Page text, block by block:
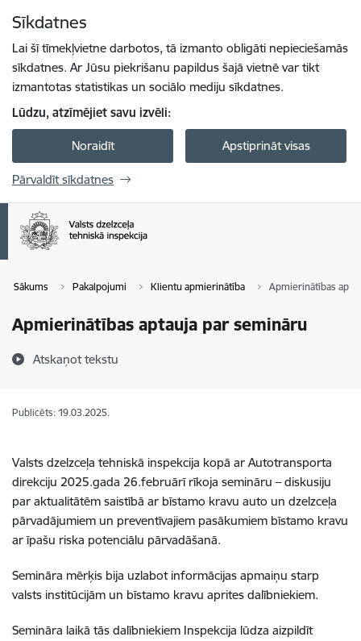
Sīkdatnes
Lai šī tīmekļvietne darbotos, tā izmanto obligāti nepieciešamās
sīkdatnes. Ar Jūsu piekrišanu papildus šajā vietnē var tikt
izmantotas statistikas un sociālo mediju sīkdatnes.
Lūdzu, atzīmējiet savu izvēli:
Noraidīt Apstiprināt visas
Pārvaldīt sīkdatnes
Sākums Pakalpojumi Klientu apmierinātība Apmierinātības
Apmierinātības aptauja par semināru
Atskaņot tekstu
Publicēts: 19.03.2025.
Valsts dzelzceļa tehniskā inspekcija kopā ar Autotransporta
direkciju 2025.gada 26.februārī rīkoja semināru – diskusiju
par aktualitātēm saistībā ar bīstamo kravu auto un dzelzceļa
pārvadājumiem un preventīvajiem pasākumiem bīstamo kravu
ar īpašu riska potenciālu pārvadāšanā.
Semināra mērķis bija uzlabot informācijas apmaiņu starp
valsts institūcijām un bīstamo kravu aprites dalībniekiem.
Semināra laikā tās dalībniekiem Inspekcija lūdza aizpildīt